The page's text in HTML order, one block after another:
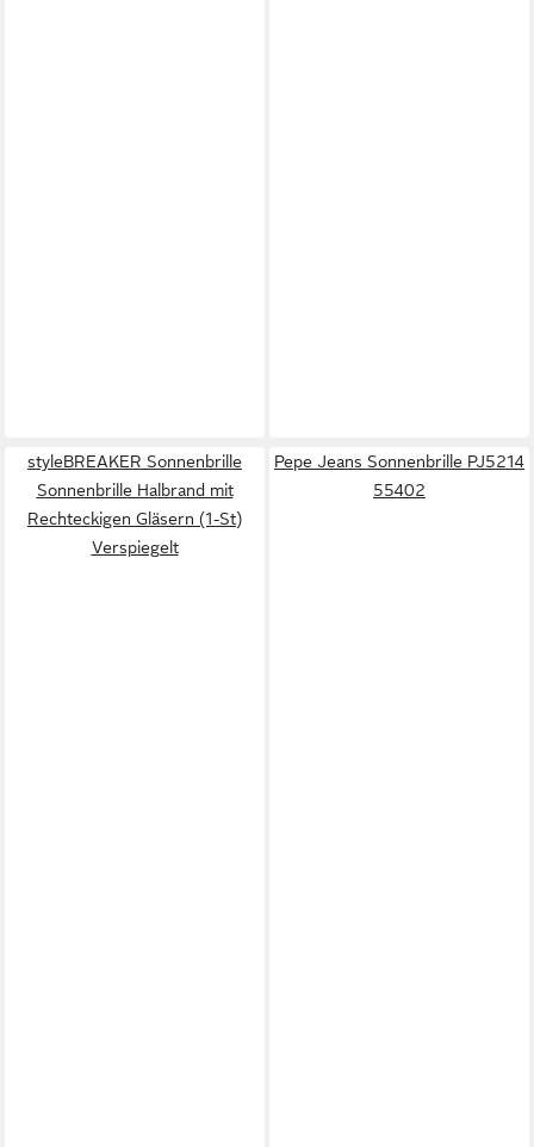
styleBREAKER Sonnenbrille
Sonnenbrille Halbrand mit
Rechteckigen Gläsern (1-St)
Verspiegelt
Pepe Jeans Sonnenbrille PJ5214
55402